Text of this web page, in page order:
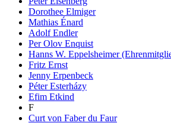
Dorothee Elmiger
Mathias Énard
Adolf Endler
Per Olov Enquist
Hanns W. Eppelsheimer
Fritz Ernst
Jenny Erpenbeck
Péter Esterházy
Efim Etkind
F
Curt von Faber du Faur